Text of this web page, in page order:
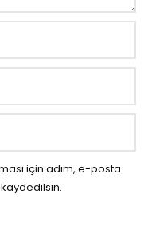
için adım, e-posta